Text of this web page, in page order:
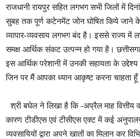
राजधानी रायपुर सहित लगभग सभी जिलों में
सुबह तक पूर्ण कटेनमेंट जोन घोषित किये जाने के
व्यापार-व्यवसाय लगभग बंद है। इससे राज्य में
समक्ष आर्थिक संकट उत्पन्न हो गया है।
इस आर्थिक परेशानी में उनकी सहायता के उद्देश्य
जिन पर मैं आपका ध्यान आकृष्ट करना चाहता
श्री बघेल ने लिखा है कि -अप्रैल माह
कारण टीडीएस एवं टीसीएस एक्ट में कई
व्यवसायियों द्वारा अपने खातों का मिलान कर